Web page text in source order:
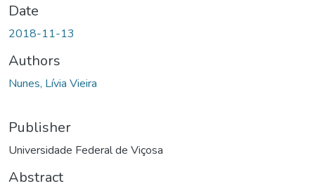
Date
2018-11-13
Authors
Nunes, Lívia Vieira
Publisher
Universidade Federal de Viçosa
Abstract